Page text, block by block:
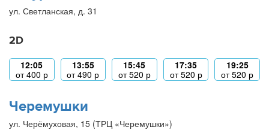
ул. Светланская, д. 31
2D
12:05
от400 р
13:55
от490 р
15:45
от520 р
17:35
от520 р
19:25
от520 р
Черемушки
ул. Черёмуховая, 15 (ТРЦ «Черемушки»)